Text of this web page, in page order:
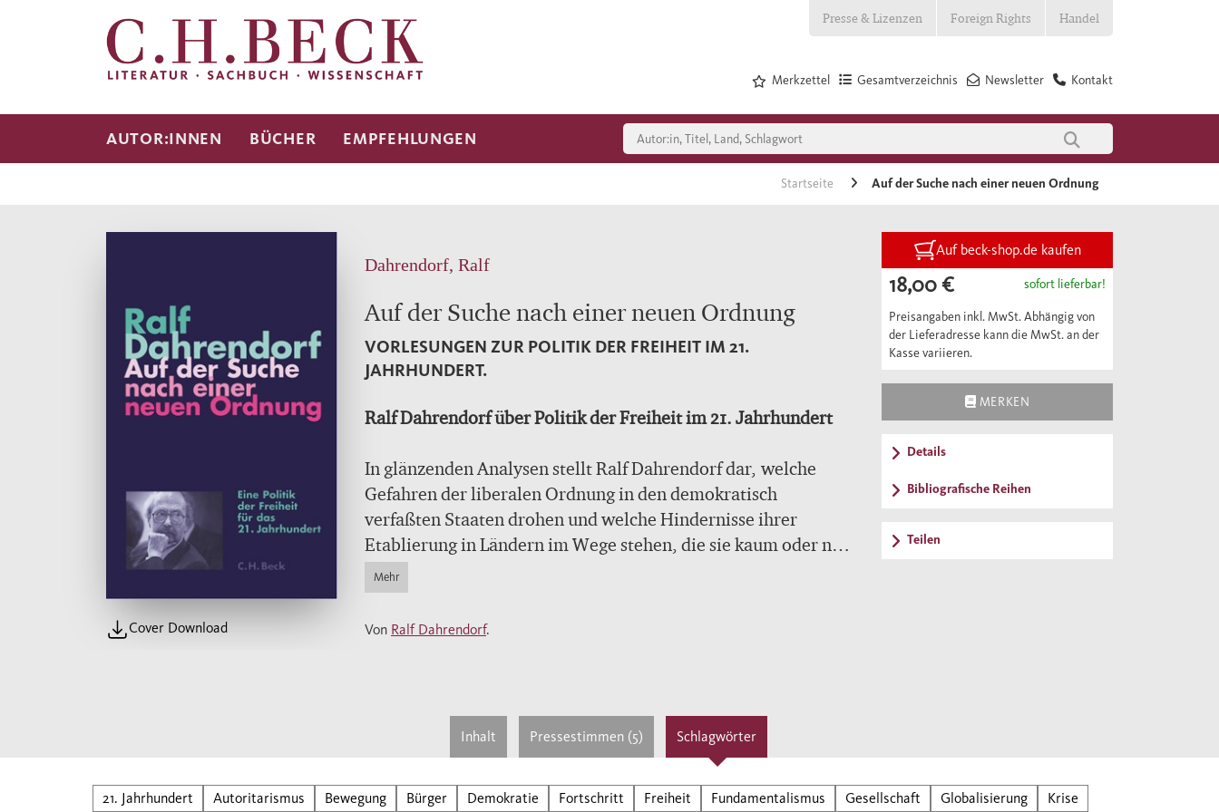
Presse & Lizenzen Foreign Rights Handel
Kontakt
Newsletter
Gesamtverzeichnis
Merkzettel
AUTOR:INNEN BÜCHER EMPFEHLUNGEN
Startseite Auf der Suche nach einer neuen Ordnung
Cover Download
Dahrendorf, Ralf
Auf der Suche nach einer neuen Ordnung
VORLESUNGEN ZUR POLITIK DER FREIHEIT IM 21.
JAHRHUNDERT.
Ralf Dahrendorf über Politik der Freiheit im 21. Jahrhundert
In glänzenden Analysen stellt Ralf Dahrendorf dar, welche
Gefahren der liberalen Ordnung in den demokratisch
verfaßten Staaten drohen und welche Hindernisse ihrer
Etablierung in Ländern im Wege stehen, die sie kaum oder nie
gekannt haben. In den westlichen Demokratien ist die Freiheit
durch die demokratischer Willensbildung entzogene
Globalisierung und den neuen illiberalen Regionalismus
Demokratie Bekehrten an ihr schon wieder zu zweifeln
beginnen, weil der Wohlstand, den man mit einer
demokratisschen Verfassung verschwistert glaubt, sich nicht
einstellen will. In den Ländern der "Dritten Welt" schließlich
Mehr
Von Ralf Dahrendorf.
Auf beck-shop.de kaufen
18,00 € sofort lieferbar!
Preisangaben inkl. MwSt. Abhängig von
der Lieferadresse kann die MwSt. an der
Kasse variieren.
MERKEN
Details
Bibliografische Reihen
Teilen
Inhalt Pressestimmen (5) Schlagwörter
21. Jahrhundert Autoritarismus Bewegung Bürger Demokratie Fortschritt Freiheit Fundamentalismus Gesellschaft Globalisierung
Krise